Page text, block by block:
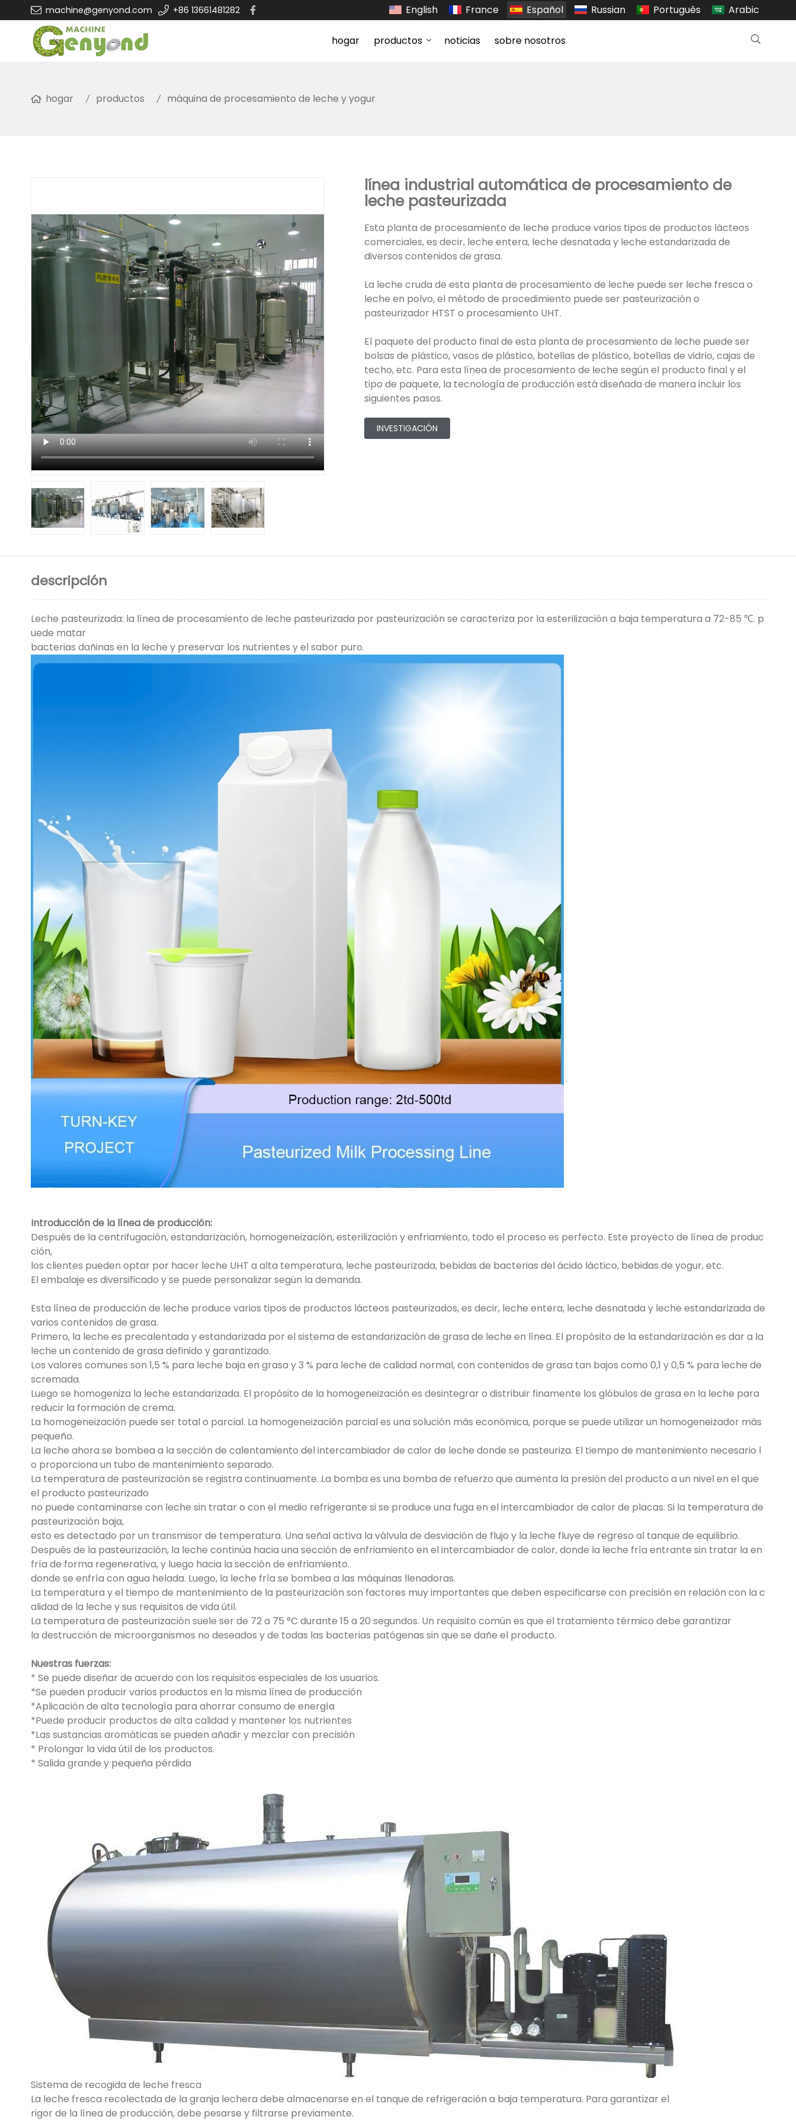
machine@genyond.com +86 13661481282 English France Español Russian Português Arabic
hogar productos noticias sobre nosotros
hogar productos máquina de procesamiento de leche y yogur
línea industrial automática de procesamiento de
leche pasteurizada
Esta planta de procesamiento de leche produce varios tipos de productos lácteos
comerciales, es decir, leche entera, leche desnatada y leche estandarizada de
diversos contenidos de grasa.
La leche cruda de esta planta de procesamiento de leche puede ser leche fresca o
leche en polvo, el método de procedimiento puede ser pasteurización o
pasteurizador HTST o procesamiento UHT.
El paquete del producto final de esta planta de procesamiento de leche puede ser
bolsas de plástico, vasos de plástico, botellas de plástico, botellas de vidrio, cajas de
techo, etc. Para esta línea de procesamiento de leche según el producto final y el
tipo de paquete, la tecnología de producción está diseñada de manera incluir los
siguientes pasos.
INVESTIGACIÓN
descripción
Leche pasteurizada: la línea de procesamiento de leche pasteurizada por pasteurización se caracteriza por la esterilización a baja temperatura a 72-85 ℃. p
uede matar
bacterias dañinas en la leche y preservar los nutrientes y el sabor puro.
Introducción de la línea de producción:
Después de la centrifugación, estandarización, homogeneización, esterilización y enfriamiento, todo el proceso es perfecto. Este proyecto de línea de produc
ción,
los clientes pueden optar por hacer leche UHT a alta temperatura, leche pasteurizada, bebidas de bacterias del ácido láctico, bebidas de yogur, etc.
El embalaje es diversificado y se puede personalizar según la demanda.
Esta línea de producción de leche produce varios tipos de productos lácteos pasteurizados, es decir, leche entera, leche desnatada y leche estandarizada de
varios contenidos de grasa.
Primero, la leche es precalentada y estandarizada por el sistema de estandarización de grasa de leche en línea. El propósito de la estandarización es dar a la
leche un contenido de grasa definido y garantizado.
Los valores comunes son 1,5 % para leche baja en grasa y 3 % para leche de calidad normal, con contenidos de grasa tan bajos como 0,1 y 0,5 % para leche de
scremada.
Luego se homogeniza la leche estandarizada. El propósito de la homogeneización es desintegrar o distribuir finamente los glóbulos de grasa en la leche para
reducir la formación de crema.
La homogeneización puede ser total o parcial. La homogeneización parcial es una solución más económica, porque se puede utilizar un homogeneizador más
pequeño.
La leche ahora se bombea a la sección de calentamiento del intercambiador de calor de leche donde se pasteuriza. El tiempo de mantenimiento necesario l
o proporciona un tubo de mantenimiento separado.
La temperatura de pasteurización se registra continuamente. La bomba es una bomba de refuerzo que aumenta la presión del producto a un nivel en el que
el producto pasteurizado
no puede contaminarse con leche sin tratar o con el medio refrigerante si se produce una fuga en el intercambiador de calor de placas. Si la temperatura de
pasteurización baja,
esto es detectado por un transmisor de temperatura. Una señal activa la válvula de desviación de flujo y la leche fluye de regreso al tanque de equilibrio.
Después de la pasteurización, la leche continúa hacia una sección de enfriamiento en el intercambiador de calor, donde la leche fría entrante sin tratar la en
fría de forma regenerativa, y luego hacia la sección de enfriamiento.
donde se enfría con agua helada. Luego, la leche fría se bombea a las máquinas llenadoras.
La temperatura y el tiempo de mantenimiento de la pasteurización son factores muy importantes que deben especificarse con precisión en relación con la c
alidad de la leche y sus requisitos de vida útil.
La temperatura de pasteurización suele ser de 72 a 75 °C durante 15 a 20 segundos. Un requisito común es que el tratamiento térmico debe garantizar
la destrucción de microorganismos no deseados y de todas las bacterias patógenas sin que se dañe el producto.
Nuestras fuerzas:
* Se puede diseñar de acuerdo con los requisitos especiales de los usuarios.
*Se pueden producir varios productos en la misma línea de producción
*Aplicación de alta tecnología para ahorrar consumo de energía
*Puede producir productos de alta calidad y mantener los nutrientes
*Las sustancias aromáticas se pueden añadir y mezclar con precisión
* Prolongar la vida útil de los productos.
* Salida grande y pequeña pérdida
Sistema de recogida de leche fresca
La leche fresca recolectada de la granja lechera debe almacenarse en el tanque de refrigeración a baja temperatura. Para garantizar el
rigor de la línea de producción, debe pesarse y filtrarse previamente.